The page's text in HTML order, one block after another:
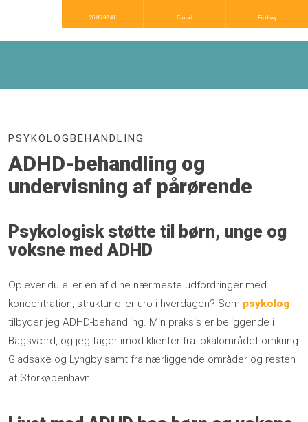
26 85 92 41​ E-mail​ Find vej​
PSYKOLOGBEHANDLING​
ADHD-behandling og
undervisning af pårørende​
Psykologisk støtte til børn, unge og
voksne med ADHD
Oplever du eller en af dine nærmeste udfordringer med
koncentration, struktur eller uro i hverdagen? Som psykolog
tilbyder jeg ADHD-behandling. Min praksis er beliggende i
Bagsværd, og jeg tager imod klienter fra lokalområdet omkring
Gladsaxe og Lyngby samt fra nærliggende områder og resten
af Storkøbenhavn.